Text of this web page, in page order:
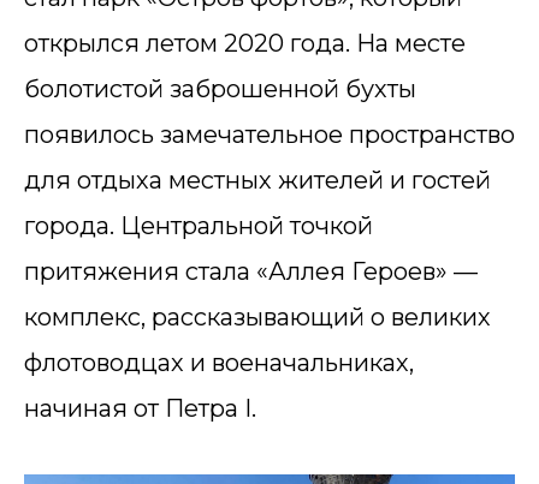
открылся летом 2020 года. На месте
болотистой заброшенной бухты
появилось замечательное пространство
для отдыха местных жителей и гостей
города. Центральной точкой
притяжения стала «Аллея Героев» —
комплекс, рассказывающий о великих
флотоводцах и военачальниках,
начиная от Петра I.